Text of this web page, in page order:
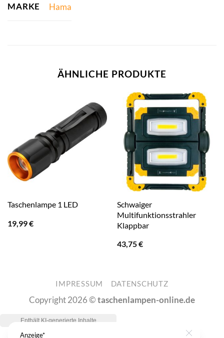
MARKE Hama
ÄHNLICHE PRODUKTE
Taschenlampe 1 LED
19,99€
Schwaiger
Multifunktionsstrahler
Klappbar
43,75€
IMPRESSUM DATENSCHUTZ
Copyright 2026 ©taschenlampen-online.de
Anzeige*